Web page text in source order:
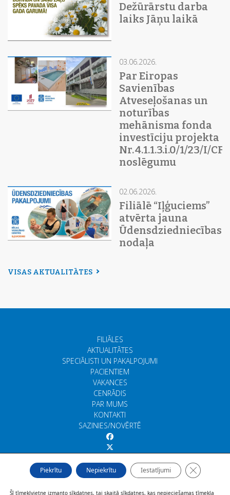
Dežūrārstu darba
laiks Jāņu laikā
03.06.2026.
Par Eiropas
Savienības
Atveseļošanas un
noturības
mehānisma fonda
investīciju projekta
Nr. 4.1.1.3.i.0/1/23/I/
noslēgumu
02.06.2026.
Filiālē “Iļģuciems”
atvērta jauna
Ūdensdziedniecības
nodaļa
VISAS AKTUALITĀTES
FILIĀLES
AKTUALITĀTES
SPECIĀLISTI UN PAKALPOJUMI
PACIENTIEM
VAKANCES
CENRĀDIS
PAR MUMS
KONTAKTI
SAZINIES/NOVĒRTĒ
Šī tīmekļvietne izmanto sīkdatnes, tai skaitā sīkdatnes, kas nepieciešamas tīmekļa
Piekrītu Nepiekrītu Iestatījumi Close